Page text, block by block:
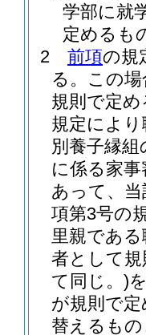
学部に就
定めるも
2
前項の規
る。 この
規則で定
規定によ
別養子縁
に係る家
あって、
項第3号の
里親であ
者として
て同じ。)
が規則で
替えるも